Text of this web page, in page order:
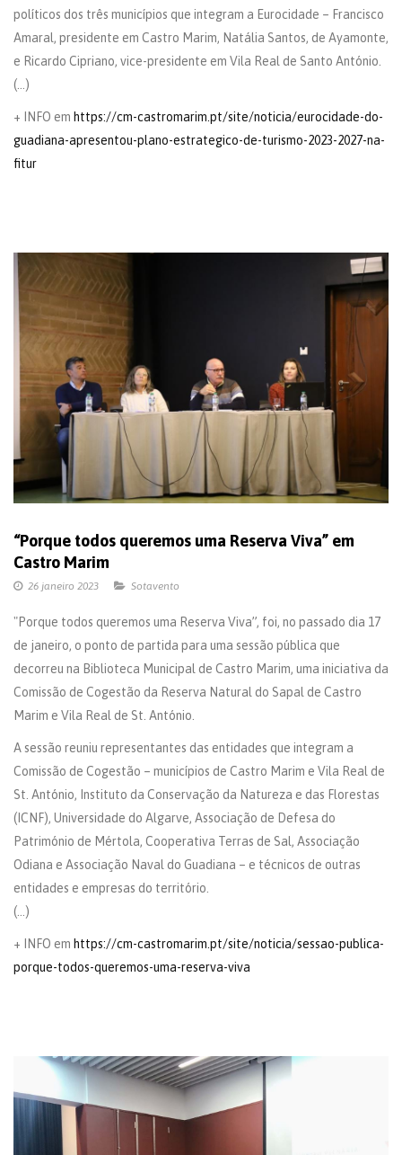
políticos dos três municípios que integram a Eurocidade – Francisco
Amaral, presidente em Castro Marim, Natália Santos, de Ayamonte,
e Ricardo Cipriano, vice-presidente em Vila Real de Santo António.
(…)
+ INFO em https://cm-castromarim.pt/site/noticia/eurocidade-do-
guadiana-apresentou-plano-estrategico-de-turismo-2023-2027-na-
fitur
“Porque todos queremos uma Reserva Viva” em
Castro Marim
26 janeiro 2023 Sotavento
"Porque todos queremos uma Reserva Viva”, foi, no passado dia 17
de janeiro, o ponto de partida para uma sessão pública que
decorreu na Biblioteca Municipal de Castro Marim, uma iniciativa da
Comissão de Cogestão da Reserva Natural do Sapal de Castro
Marim e Vila Real de St. António.
A sessão reuniu representantes das entidades que integram a
Comissão de Cogestão – municípios de Castro Marim e Vila Real de
St. António, Instituto da Conservação da Natureza e das Florestas
(ICNF), Universidade do Algarve, Associação de Defesa do
Património de Mértola, Cooperativa Terras de Sal, Associação
Odiana e Associação Naval do Guadiana – e técnicos de outras
entidades e empresas do território.
(…)
+ INFO em https://cm-castromarim.pt/site/noticia/sessao-publica-
porque-todos-queremos-uma-reserva-viva